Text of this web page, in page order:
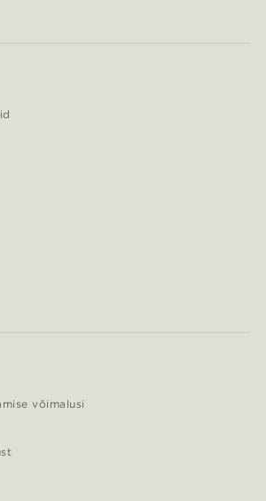
võimalusi